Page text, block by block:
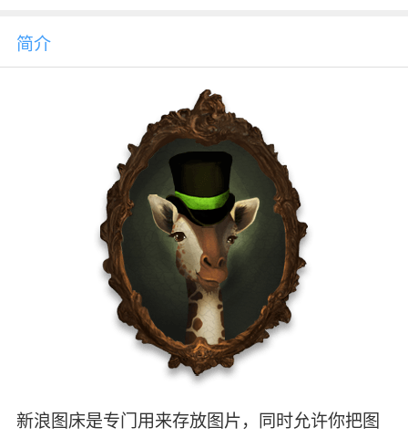
简介
新浪图床是专门用来存放图片，同时允许你把图